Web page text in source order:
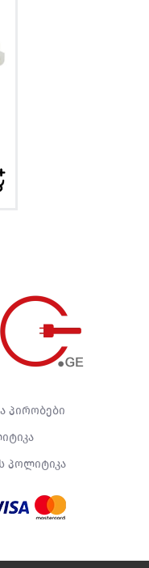
პირობები
პოლიტიკა